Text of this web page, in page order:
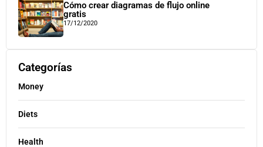
Cómo crear diagramas de flujo online
gratis
17/12/2020
Categorías
Money
Diets
Health